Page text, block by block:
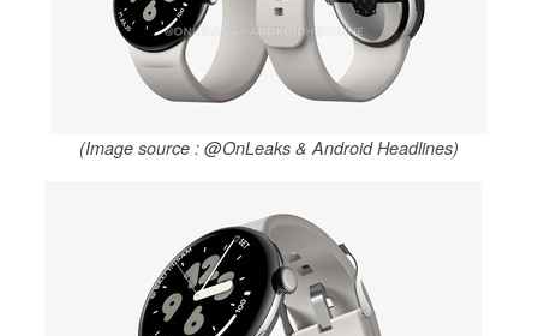
(Image source : @OnLeaks & Android Headlines)